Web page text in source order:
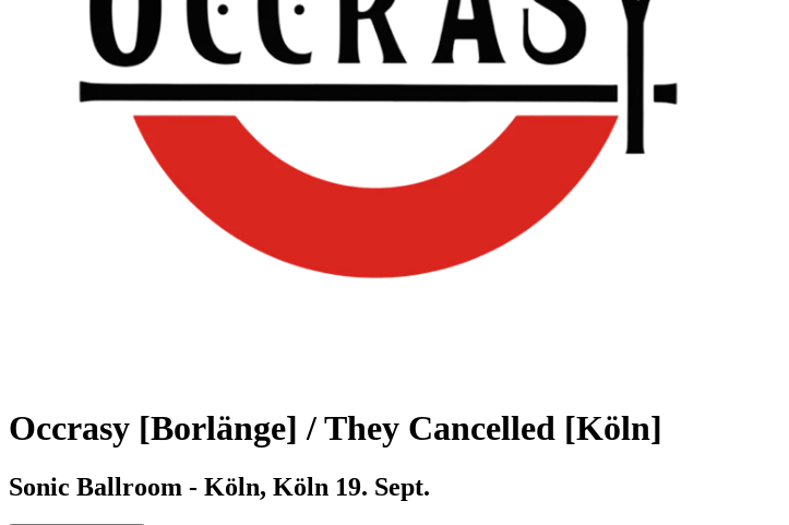
Occrasy [Borlänge] / They Cancelled [Köln]
Sonic Ballroom - Köln, Köln 19. Sept.